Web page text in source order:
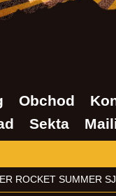
Obchod
Sekta
ROCKET SUMMER